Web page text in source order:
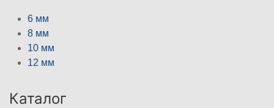
6 мм
8 мм
10 мм
12 мм
Каталог